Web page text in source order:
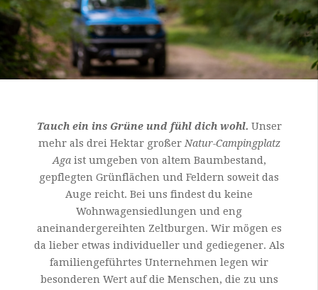
Tauch ein ins Grüne und fühl dich wohl. Unser
mehr als drei Hektar großer Natur-Campingplatz
Agaist umgeben von altem Baumbestand,
gepflegten Grünflächen und Feldern soweit das
Auge reicht. Bei uns findest du keine
Wohnwagensiedlungen und eng
aneinandergereihten Zeltburgen. Wir mögen es
da lieber etwas individueller und gediegener. Als
familiengeführtes Unternehmen legen wir
besonderen Wert auf die Menschen, die zu uns